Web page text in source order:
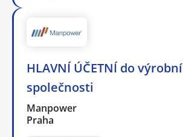
HLAVNÍ ÚČETNÍ do výrobní
společnosti
Manpower
Praha